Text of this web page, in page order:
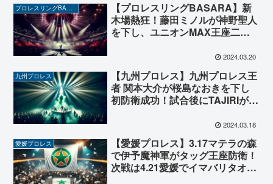
プロレスリングBASARA
【プロレスリングBASARA】新
木場熱狂！藤田ミノルが神野聖人
を下し、ユニオンMAX王座二度
2024.03.20
九州プロレス
【九州プロレス】九州プロレス王
者 関本大介が桜島なおきを下し
初防衛成功！試合後にTAJIRIが毒
2024.03.18
愛媛プロレス
【愛媛プロレス】3.17マテラの森
で伊予魔神軍がタッグ王座防衛！
次戦は4.21愛媛でイマバリタオ